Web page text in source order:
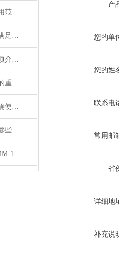
真没想到泰荣测氧仪的应用范围如此之广
细胞复苏仪复苏效果是否满足您的实际要求？
泰荣测氧仪的使用注意事项介绍及操作规程
防尘网：保护环境与设施的重要工具
防尘网在行业中是如何正确使用的？
载玻片在涂片时需要注意哪些问题？
产品介绍日本日陶科学AMM-140D玛瑙自动乳钵自动粉碎机
产
您的单
您的姓
联系电
常用邮
省
详细地
补充说